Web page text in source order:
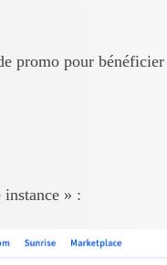
promo pour
» :